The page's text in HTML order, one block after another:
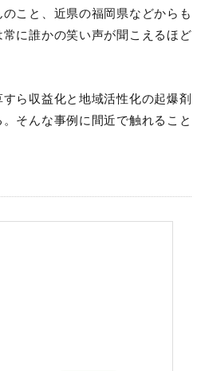
こと、近県の福岡県などからも
に誰かの笑い声が聞こえるほど
ら収益化と地域活性化の起爆剤
そんな事例に間近で触れること